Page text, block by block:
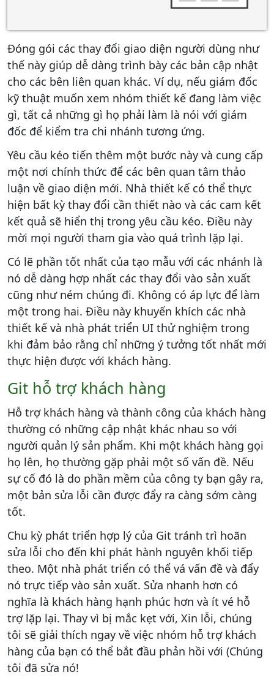
Đóng gói các thay đổi giao diện người dùng như
thế này giúp dễ dàng trình bày các bản cập nhật
cho các bên liên quan khác. Ví dụ, nếu giám đốc
kỹ thuật muốn xem nhóm thiết kế đang làm việc
gì, tất cả những gì họ phải làm là nói với giám
đốc để kiểm tra chi nhánh tương ứng.
Yêu cầu kéo tiến thêm một bước này và cung cấp
một nơi chính thức để các bên quan tâm thảo
luận về giao diện mới. Nhà thiết kế có thể thực
hiện bất kỳ thay đổi cần thiết nào và các cam kết
kết quả sẽ hiển thị trong yêu cầu kéo. Điều này
mời mọi người tham gia vào quá trình lặp lại.
Có lẽ phần tốt nhất của tạo mẫu với các nhánh là
nó dễ dàng hợp nhất các thay đổi vào sản xuất
cũng như ném chúng đi. Không có áp lực để làm
một trong hai. Điều này khuyến khích các nhà
thiết kế và nhà phát triển UI thử nghiệm trong
khi đảm bảo rằng chỉ những ý tưởng tốt nhất mới
thực hiện được với khách hàng.
Git hỗ trợ khách hàng
Hỗ trợ khách hàng và thành công của khách hàng
thường có những cập nhật khác nhau so với
người quản lý sản phẩm. Khi một khách hàng gọi
họ lên, họ thường gặp phải một số vấn đề. Nếu
sự cố đó là do phần mềm của công ty bạn gây ra,
một bản sửa lỗi cần được đẩy ra càng sớm càng
tốt.
Chu kỳ phát triển hợp lý của Git tránh trì hoãn
sửa lỗi cho đến khi phát hành nguyên khối tiếp
theo. Một nhà phát triển có thể vá vấn đề và đẩy
nó trực tiếp vào sản xuất. Sửa nhanh hơn có
nghĩa là khách hàng hạnh phúc hơn và ít vé hỗ
trợ lặp lại. Thay vì bị mắc kẹt với, Xin lỗi, chúng
tôi sẽ giải thích ngay về việc nhóm hỗ trợ khách
hàng của bạn có thể bắt đầu phản hồi với (Chúng
tôi đã sửa nó!